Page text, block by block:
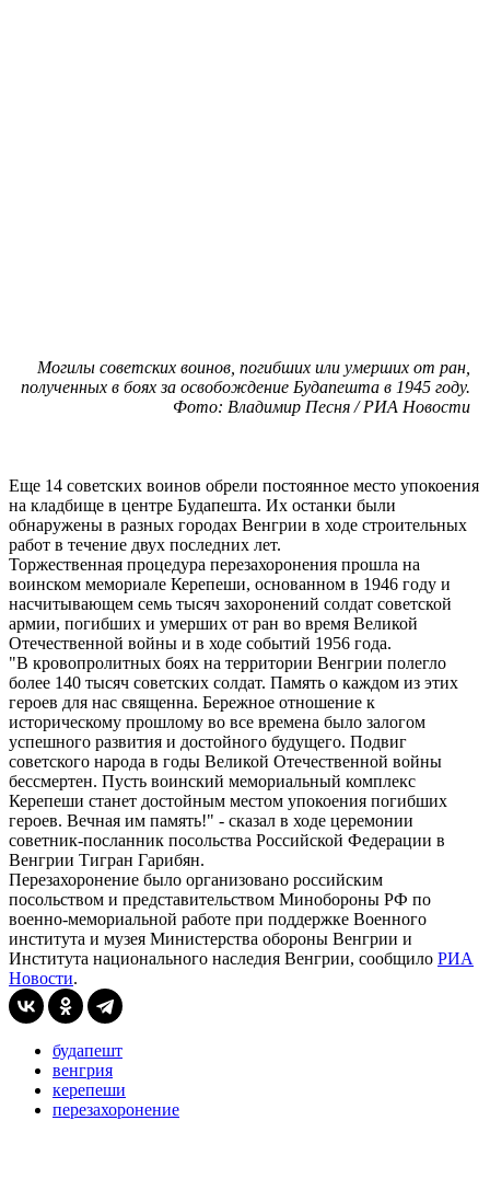
Могилы советских воинов, погибших или умерших от ран,
полученных в боях за освобождение Будапешта в 1945 году.
Фото: Владимир Песня / РИА Новости
Еще 14 советских воинов обрели постоянное место упокоения
на кладбище в центре Будапешта. Их останки были
обнаружены в разных городах Венгрии в ходе строительных
работ в течение двух последних лет.
Торжественная процедура перезахоронения прошла на
воинском мемориале Керепеши, основанном в 1946 году и
насчитывающем семь тысяч захоронений солдат советской
армии, погибших и умерших от ран во время Великой
Отечественной войны и в ходе событий 1956 года.
"В кровопролитных боях на территории Венгрии полегло
более 140 тысяч советских солдат. Память о каждом из этих
героев для нас священна. Бережное отношение к
историческому прошлому во все времена было залогом
успешного развития и достойного будущего. Подвиг
советского народа в годы Великой Отечественной войны
бессмертен. Пусть воинский мемориальный комплекс
Керепеши станет достойным местом упокоения погибших
героев. Вечная им память!" - сказал в ходе церемонии
советник-посланник посольства Российской Федерации в
Венгрии Тигран Гарибян.
Перезахоронение было организовано российским
посольством и представительством Минобороны РФ по
военно-мемориальной работе при поддержке Военного
института и музея Министерства обороны Венгрии и
Института национального наследия Венгрии, сообщило РИА
Новости.
будапешт
венгрия
керепеши
перезахоронение